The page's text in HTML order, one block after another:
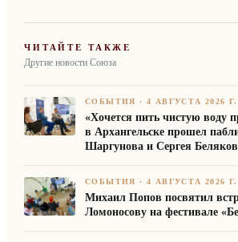
ЧИТАЙТЕ ТАКЖЕ
Другие новости Союза
СОБЫТИЯ ·4 АВГУСТА 2026 Г.
«Хочется пить чистую воду
в Архангельске прошел
Шаргунова и Сергея
СОБЫТИЯ ·4 АВГУСТА 2026 Г.
Михаил Попов посвятил
Ломоносову на фестивале